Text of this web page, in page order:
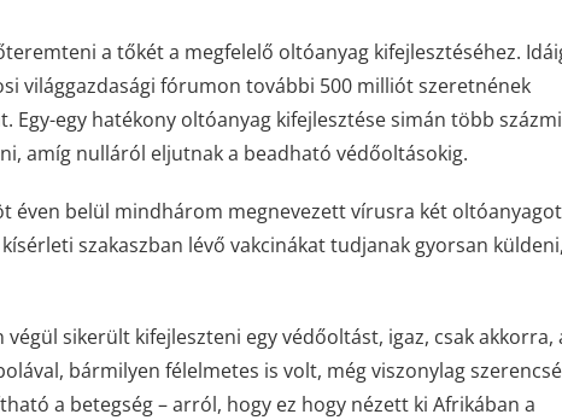
a tőkét a megfelelő oltóanyag kifejlesztéséhez.
világgazdasági fórumon további 500 milliót szeretnének
Egy-egy hatékony oltóanyag kifejlesztése simán több
amíg nulláról eljutnak a beadható védőoltásokig.
éven belül mindhárom megnevezett vírusra két
szakaszban lévő vakcinákat tudjanak gyorsan
sikerült kifejleszteni egy védőoltást, igaz, csak akkorra,
bármilyen félelmetes is volt, még viszonylag
a betegség – arról, hogy ez hogy nézett ki Afrikában a